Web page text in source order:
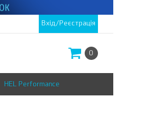
Вхід/Реєстрація
0
HEL Performance